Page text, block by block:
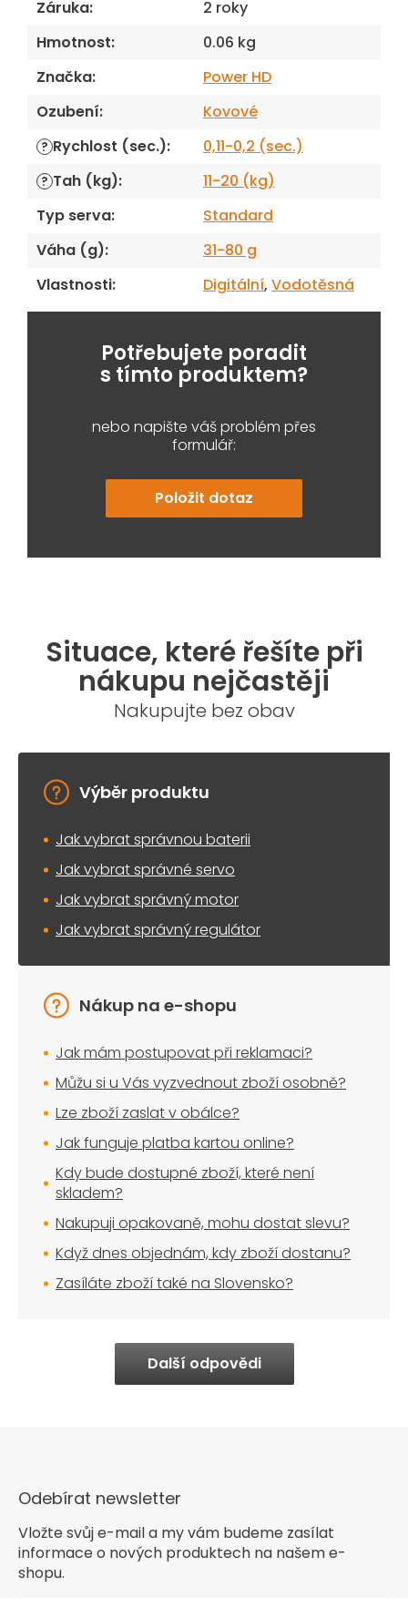
Záruka:
2 roky
Hmotnost:
0.06 kg
Značka:
Power HD
Ozubení: Kovové
? Rychlost (sec.): 0,11-0,2 (sec.)
? Tah (kg):
11-20 (kg)
Typ serva:
Standard
Váha (g):
31-80 g
Vlastnosti: Digitální, Vodotěsná
Potřebujete poradit
s tímto produktem?
nebo napište váš problém přes
formulář:
Položit dotaz
Situace, které řešíte při
nákupu nejčastěji
Nakupujte bez obav
Výběr produktu
Jak vybrat správnou baterii
Jak vybrat správné servo
Jak vybrat správný motor
Jak vybrat správný regulátor
Nákup na e-shopu
Jak mám postupovat při reklamaci?
Můžu si u Vás vyzvednout zboží osobně?
Lze zboží zaslat v obálce?
Jak funguje platba kartou online?
Kdy bude dostupné zboží, které není
skladem?
Nakupuji opakovaně, mohu dostat slevu?
Když dnes objednám, kdy zboží dostanu?
Zasíláte zboží také na Slovensko?
Další odpovědi
Odebírat newsletter
Vložte svůj e-mail a my vám budeme zasílat
informace o nových produktech na našem e-
shopu.